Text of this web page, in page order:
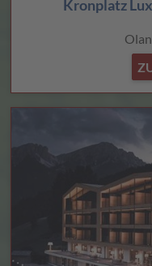
Kronplatz